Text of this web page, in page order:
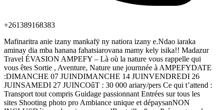
+261389168383
Mafinaritra anie izany mankafÿ ny natiora izany e.Ndao iaraka
aminay dia mba hanana fahatsiarovana mamy kely isika!! Madazur
Travel ÉVASION AMPEFY – Là où la nature vous rappelle qui
vous êtes Sortie , Aventure, Nature une journnée à AMPEFYDATE
:DIMANCHE 07 JUINDIMANCHE 14 JUINVENDREDI 26
JUINSAMEDI 27 JUINCOûT : 30 000 ariary/pers Ce qui t’attend :
Transport tout compris Guidage passionnant Entrées sur tous les
sites Shooting photo pro Ambiance unique et dépaysanNON